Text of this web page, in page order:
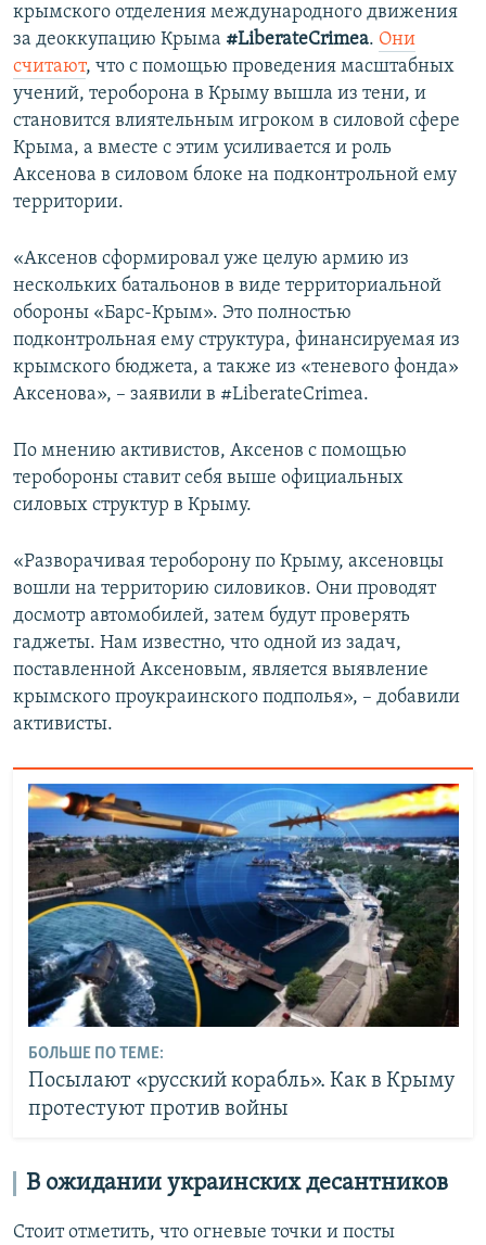
крымского отделения международного движения
за деоккупацию Крыма #LiberateCrimea. Они
считают, что с помощью проведения масштабных
учений, тероборона в Крыму вышла из тени, и
становится влиятельным игроком в силовой сфере
Крыма, а вместе с этим усиливается и роль
Аксенова в силовом блоке на подконтрольной ему
территории.
«Аксенов сформировал уже целую армию из
нескольких батальонов в виде территориальной
обороны «Барс-Крым». Это полностью
подконтрольная ему структура, финансируемая из
крымского бюджета, а также из «теневого фонда»
Аксенова», – заявили в #LiberateCrimea.
По мнению активистов, Аксенов с помощью
теробороны ставит себя выше официальных
силовых структур в Крыму.
«Разворачивая тероборону по Крыму, аксеновцы
вошли на территорию силовиков. Они проводят
досмотр автомобилей, затем будут проверять
гаджеты. Нам известно, что одной из задач,
поставленной Аксеновым, является выявление
крымского проукраинского подполья», – добавили
активисты.
БОЛЬШЕ ПО ТЕМЕ:
Посылают «русский корабль». Как в Крыму
протестуют против войны
В ожидании украинских десантников
Стоит отметить, что огневые точки и посты